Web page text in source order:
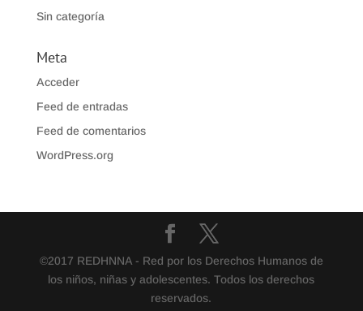
Sin categoría
Meta
Acceder
Feed de entradas
Feed de comentarios
WordPress.org
©2017 REDHNNA - Red por los Derechos Humanos de
los niños, niñas y adolescentes. Todos los derechos
reservados.